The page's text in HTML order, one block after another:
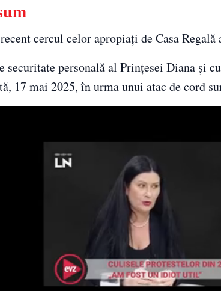
cercul celor apropiați de Casa Regală
securitate personală al Prințesei Diana și
17 mai 2025, în urma unui atac de cord